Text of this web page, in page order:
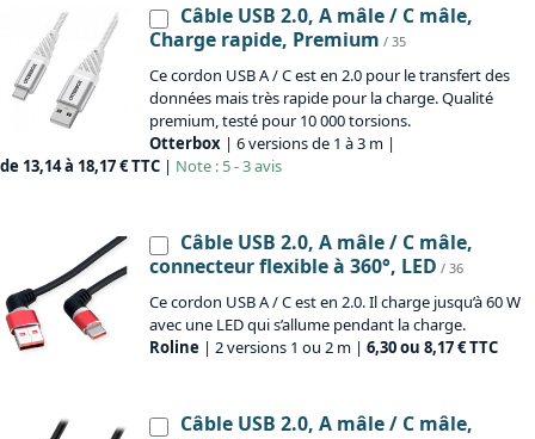
Câble USB 2.0, A mâle / C mâle,
Charge rapide, Premium / 35
Ce cordon USB A / C est en 2.0 pour le transfert des
données mais très rapide pour la charge. Qualité
premium, testé pour 10 000 torsions.
Otterbox | 6 versions de 1 à 3 m |
de 13,14 à 18,17 € TTC | Note : 5 - 3 avis
Câble USB 2.0, A mâle / C mâle,
connecteur flexible à 360°, LED / 36
Ce cordon USB A / C est en 2.0. Il charge jusqu’à 60 W
avec une LED qui s’allume pendant la charge.
Roline | 2 versions 1 ou 2 m | 6,30 ou 8,17 € TTC
Câble USB 2.0, A mâle / C mâle,